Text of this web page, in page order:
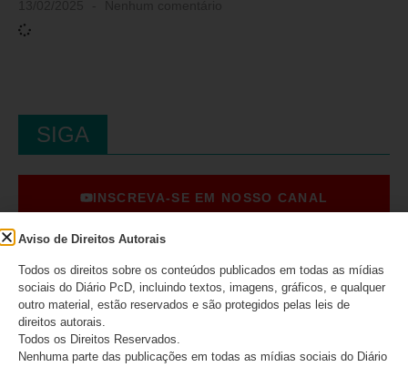
SIGA
INSCREVA-SE EM NOSSO CANAL
CURTA NO FACEBOOK
SIGA NO INSTAGRAM
Aviso de Direitos Autorais
Todos os direitos sobre os conteúdos publicados em todas as mídias
sociais do Diário PcD, incluindo textos, imagens, gráficos, e qualquer
outro material, estão reservados e são protegidos pelas leis de
direitos autorais.
Todos os Direitos Reservados.
Nenhuma parte das publicações em todas as mídias sociais do Diário